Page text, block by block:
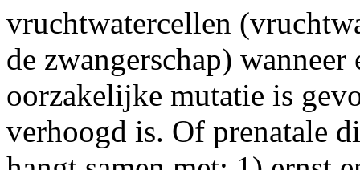
vruchtwatercellen
de zwangerschap)
oorzakelijke mutatie is
verhoogd is. Of prenatale